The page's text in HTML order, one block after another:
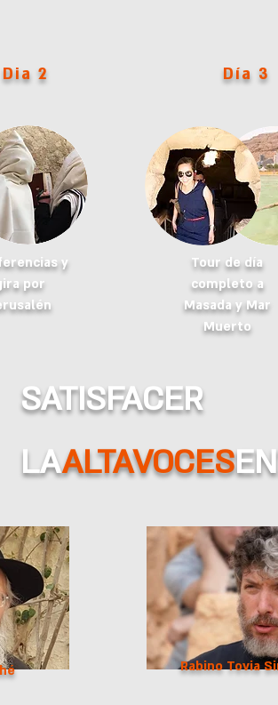
Dia 2
y
por
Día 3
Tour de día
completo a
Masada y Mar
Muerto
SATISFACER
LAALTAVOCESEN
Rabino Tovia